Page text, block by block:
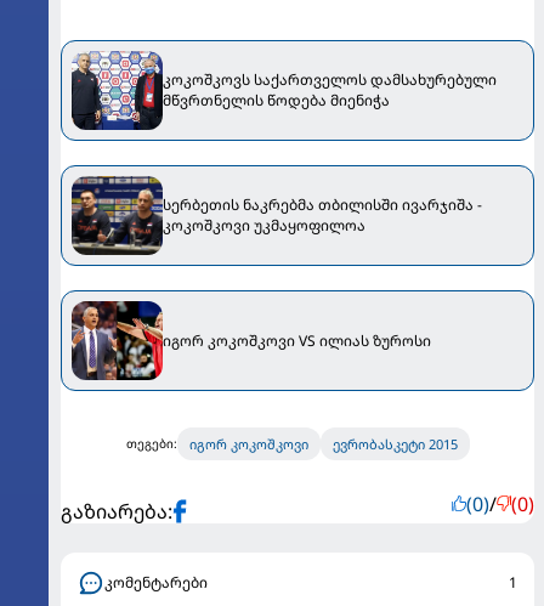
კოკოშკოვს საქართველოს დამსახურებული
მწვრთნელის წოდება მიენიჭა
სერბეთის ნაკრებმა თბილისში ივარჯიშა -
კოკოშკოვი უკმაყოფილოა
იგორ კოკოშკოვი VS ილიას ზუროსი
თეგები: იგორ კოკოშკოვი ევრობასკეტი 2015
გაზიარება: (0)/ (0)
კომენტარები 1